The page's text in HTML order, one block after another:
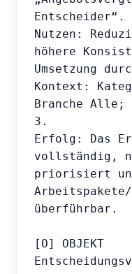
Entscheider“.
Nutzen:
höhere
Umsetzung
Kontext:
Branche
3.
Erfolg: Das
vollständig,
priorisiert
Arbeitspakete/
überführbar.
[O] OBJEKT